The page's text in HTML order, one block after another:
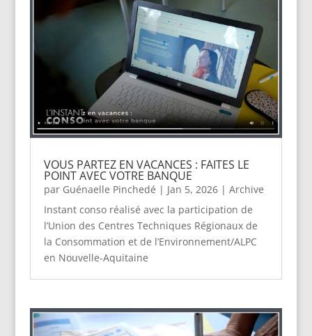
VOUS PARTEZ EN VACANCES : FAITES LE
POINT AVEC VOTRE BANQUE
par Guénaelle Pinchedé | Jan 5, 2026| Archive
Instant conso réalisé avec la participation de
l’Union des Centres Techniques Régionaux de
la Consommation et de l’Environnement/ALPC
en Nouvelle-Aquitaine